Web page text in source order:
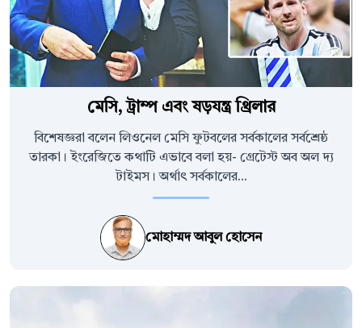
মেসি, ট্রাম্প এবং ষড়যন্ত্র থ্রিলার
বিশেষজ্ঞরা বলেন লিওনেল মেসি ফুটবলের সর্বকালের সর্বশ্রেষ্ঠ
তারকা। ইংরেজিতে কথাটি এভাবে বলা হয়- গ্রেটেস্ট অব অল দ্য
টাইমস। অর্থাৎ সর্বকালের...
মোহাম্মদ আবুল হোসেন